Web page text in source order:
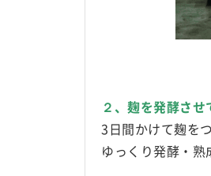
２、麹を発酵さ
3日間かけて麹を
ゆっくり発酵・